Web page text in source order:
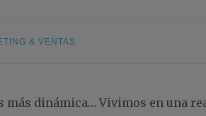
& VENTAS
más dinámica… Vivimos en una